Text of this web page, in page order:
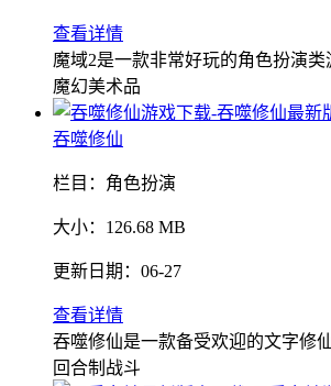
查看详情
魔域2是一款非常好玩的角色扮演
魔幻美术品
吞噬修仙
栏目： 角色扮演
大小： 126.68 MB
更新日期： 06-27
查看详情
吞噬修仙是一款备受欢迎的文字修
回合制战斗